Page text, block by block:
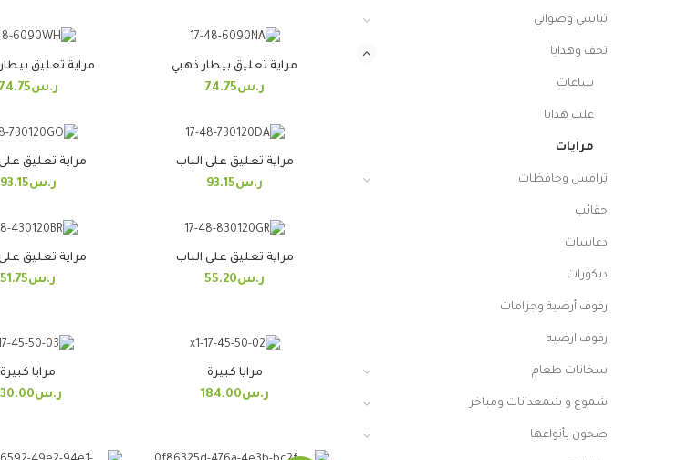
تباسي وصواني
تحف وهدايا
ساعات
علب هدايا
مرايات
ترامس وحافظات
حقائب
دعاسات
ديكورات
رفوف أرضية وجزامات
رفوف ارضيه
سخانات طعام
شموع و شمعدانات ومباخر
صحون بأنواعها
مراية تعليق بيطار ذهبي
ر.س74.75
مراية تعليق
ر.س74.75
مراية تعليق على الباب
ر.س93.15
مراية تعليق
ر.س93.15
مراية تعليق على الباب
ر.س55.20
مراية تعليق
ر.س51.75
مرايا كبيرة
ر.س184.00
مرايا كبيرة
ر.س